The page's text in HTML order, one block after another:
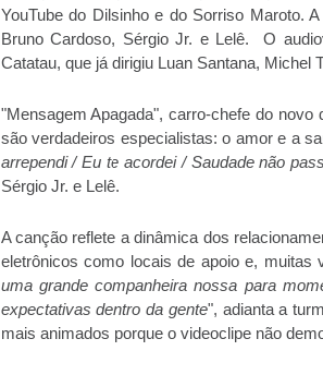
YouTube do Dilsinho e do Sorriso Maroto.
Bruno Cardoso, Sérgio Jr. e Lelê. O
Catatau, que já dirigiu Luan Santana, Michel
"Mensagem Apagada", carro-chefe do
são verdadeiros especialistas: o amor e a
arrependi / Eu te acordei / Saudade não
Sérgio Jr. e Lelê.
A canção reflete a dinâmica dos
eletrônicos como locais de apoio e, muitas
uma grande companheira nossa para
expectativas dentro da gente", adianta a
mais animados porque o videoclipe não